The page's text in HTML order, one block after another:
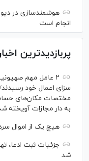
هوشمندسازی در
انجام است
پربازدیدترین اخبار
سزای اعمال خود
مختصات مکان‌های
به دار مجازات آویخته
هیچ یک از اموال
شد